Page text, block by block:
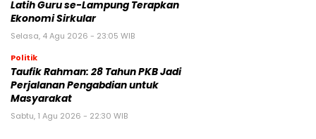
Latih Guru se-Lampung Terapkan
Ekonomi Sirkular
Selasa, 4 Agu 2026 - 23:05 WIB
Politik
Taufik Rahman: 28 Tahun PKB Jadi
Perjalanan Pengabdian untuk
Masyarakat
Sabtu, 1 Agu 2026 - 22:30 WIB